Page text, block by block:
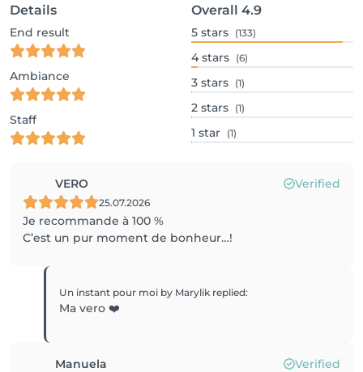
Details
End result
Ambiance
Staff
Overall 4.9
5 stars (133)
4 stars (6)
3 stars (1)
2 stars (1)
1 star (1)
VERO Verified
25.07.2026
Je recommande à 100 %
C’est un pur moment de bonheur…!
Un instant pour moi by Marylik replied:
Ma vero ❤️
Manuela Verified